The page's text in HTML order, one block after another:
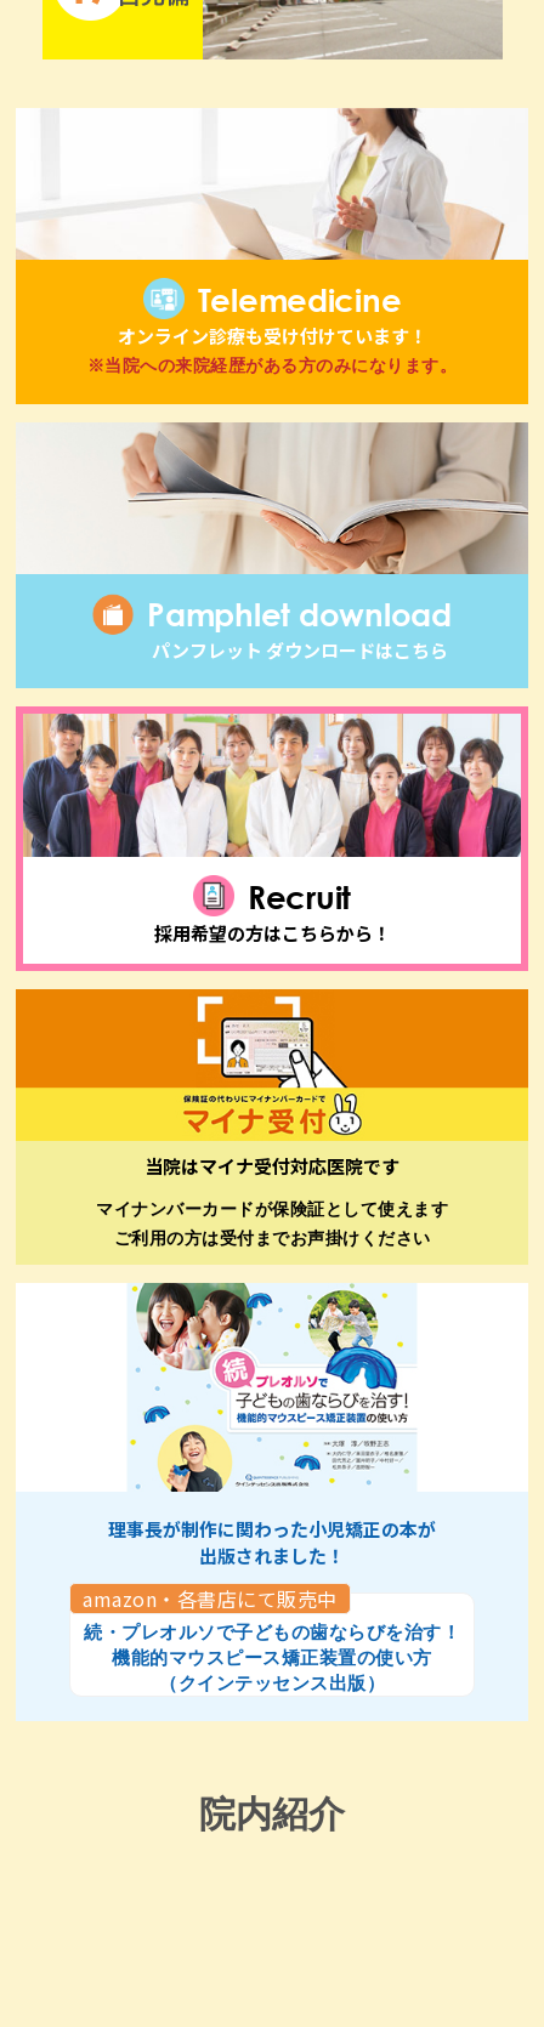
Telemedicine
オンライン診療も受け付けています！
※当院への来院経歴がある方のみになります。
Pamphlet download
パンフレット ダウンロードはこちら
Recruit
採用希望の方はこちらから！
当院はマイナ受付対応医院です
マイナンバーカードが保険証として使えます
ご利用の方は受付までお声掛けください
理事長が制作に関わった小児矯正の本が
出版されました！
amazon・各書店にて販売中
続・プレオルソで子どもの歯ならびを治す！
機能的マウスピース矯正装置の使い方
（クインテッセンス出版）
院内紹介